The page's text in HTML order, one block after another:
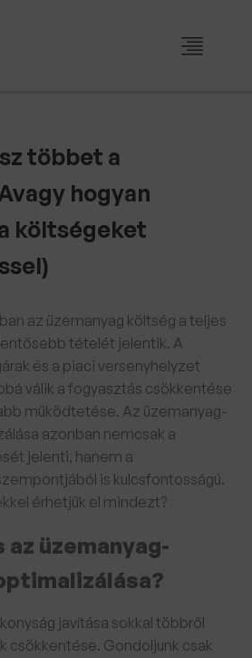
többet a
hogyan
költségeket
az üzemanyag költség a teljes
tételét jelentik. A
és a piaci versenyhelyzet
válik a fogyasztás csökkentése
működtetése. Az üzemanyag-
azonban nemcsak a
jelenti, hanem a
is kulcsfontosságú.
érhetjük el mindezt?
üzemanyag-
javítása sokkal többről
csökkentése. Gondoljunk csak